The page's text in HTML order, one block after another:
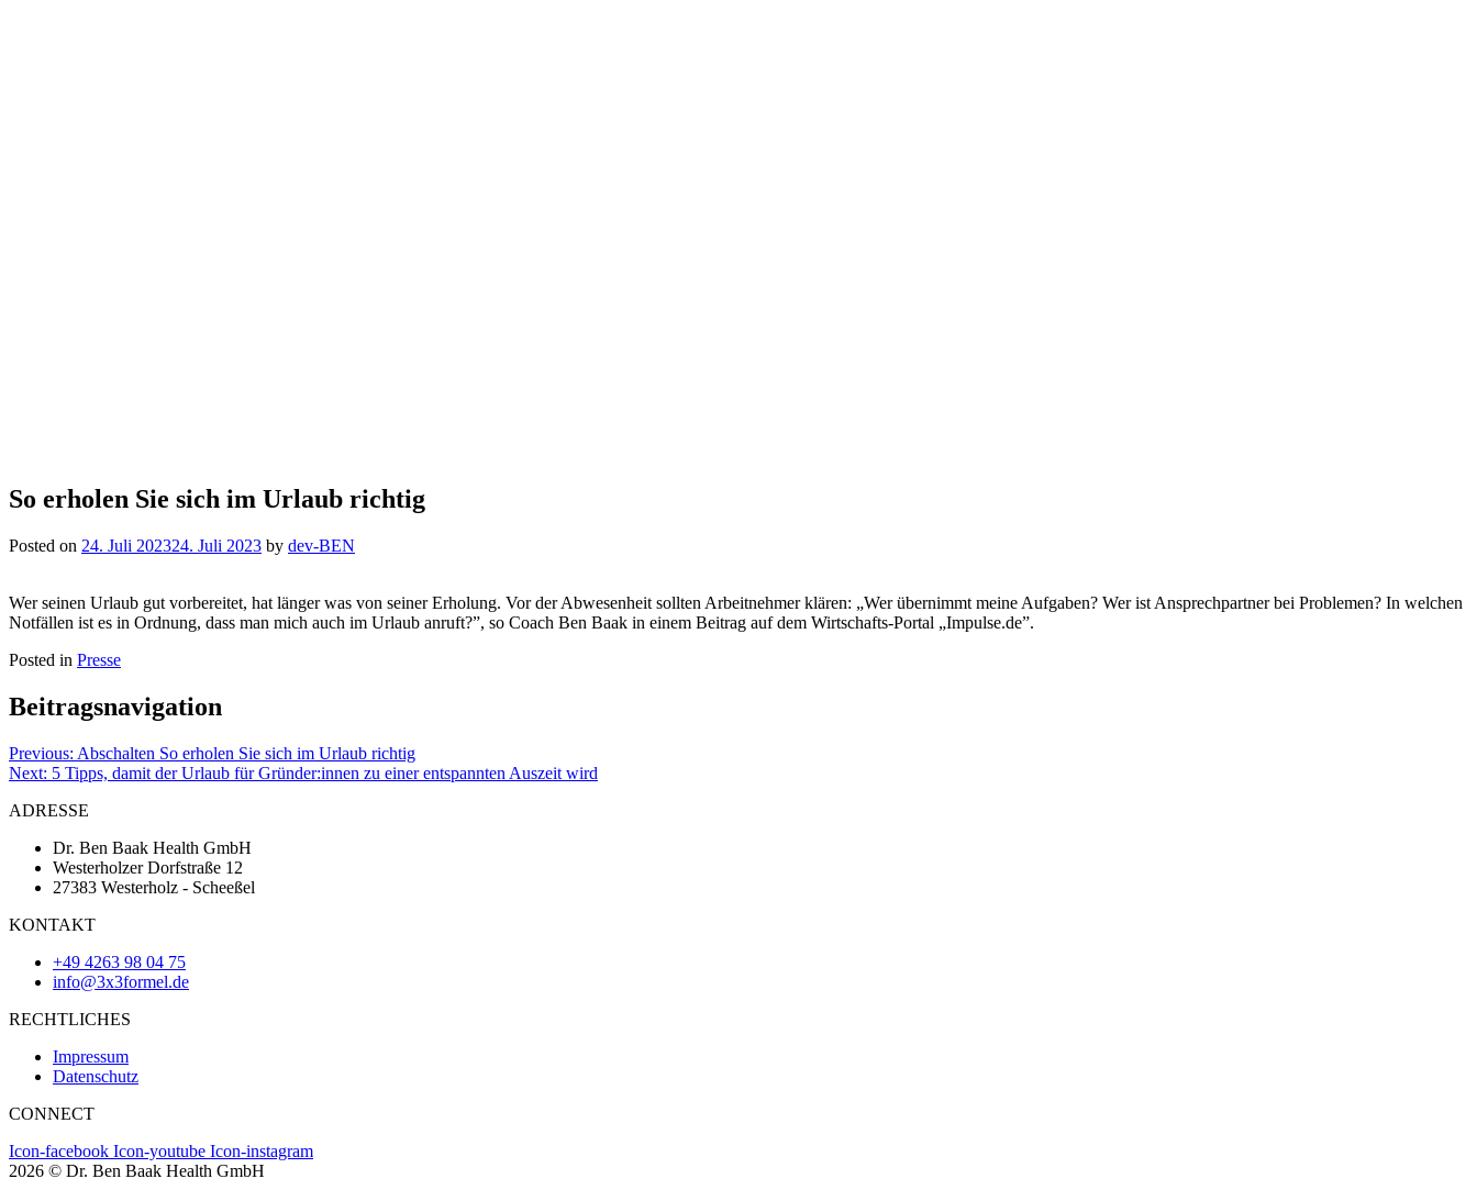
So erholen Sie sich im Urlaub richtig
Posted on 24. Juli 202324. Juli 2023 by dev-BEN
Wer seinen Urlaub gut vorbereitet, hat länger was von seiner Erholung. Vor der Abwesenheit sollten Arbeitnehmer klären: „Wer übernimmt meine Aufgaben? Wer ist Ansprechpartner bei Problemen? In welchen
Notfällen ist es in Ordnung, dass man mich auch im Urlaub anruft?”, so Coach Ben Baak in einem Beitrag auf dem Wirtschafts-Portal „Impulse.de”.
Posted in Presse
Beitragsnavigation
Previous: Abschalten So erholen Sie sich im Urlaub richtig
Next: 5 Tipps, damit der Urlaub für Gründer:innen zu einer entspannten Auszeit wird
ADRESSE
Dr. Ben Baak Health GmbH
Westerholzer Dorfstraße 12
27383 Westerholz - Scheeßel
KONTAKT
+49 4263 98 04 75
info@3x3formel.de
RECHTLICHES
Impressum
Datenschutz
CONNECT
Icon-facebook Icon-youtube Icon-instagram
2026 © Dr. Ben Baak Health GmbH